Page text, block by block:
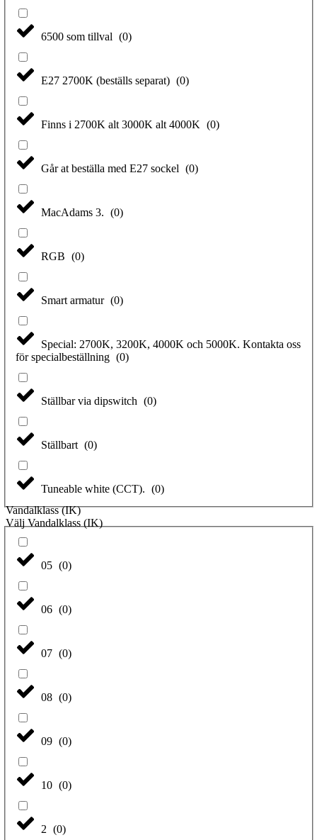
6500 som tillval (0)
E27 2700K (beställs separat) (0)
Finns i 2700K alt 3000K alt 4000K (0)
Går at beställa med E27 sockel (0)
MacAdams 3. (0)
RGB (0)
Smart armatur (0)
Special: 2700K, 3200K, 4000K och 5000K. Kontakta oss
för specialbeställning (0)
Ställbar via dipswitch (0)
Ställbart (0)
Tuneable white (CCT). (0)
Vandalklass (IK)
Välj Vandalklass (IK)
05 (0)
06 (0)
07 (0)
08 (0)
09 (0)
10 (0)
2 (0)